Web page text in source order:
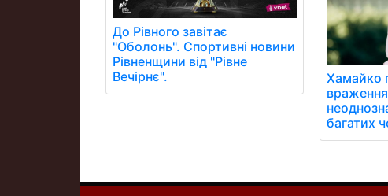
До Рівного завітає
"Оболонь". Спортивні новини
Рівненщини від "Рівне
Вечірнє".
Хамайко
багатих